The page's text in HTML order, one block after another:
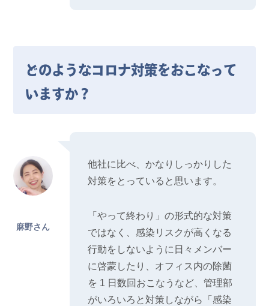
どのようなコロナ対策をおこなって
いますか？
麻野さん
他社に比べ、かなりしっかりした
対策をとっていると思います。
「やって終わり」の形式的な対策
ではなく、感染リスクが高くなる
行動をしないように日々メンバー
に啓蒙したり、オフィス内の除菌
を 1 日数回おこなうなど、管理部
がいろいろと対策しながら「感染